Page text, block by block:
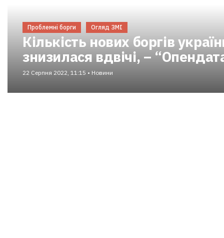
Проблемні борги Огляд ЗМІ
Кількість нових боргів
знизилася вдвічі, –
22 Серпня 2022, 11:15 • Новини